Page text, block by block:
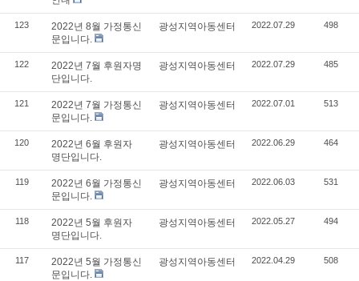
123
2022년 8월 가정통신
문입니다.
광성지역아동센터 2022.07.29 498
122
2022년 7월 후원자명
단입니다.
광성지역아동센터 2022.07.29 485
121
2022년 7월 가정통신
문입니다.
광성지역아동센터 2022.07.01 513
120
2022년 6월 후원자
명단입니다.
광성지역아동센터 2022.06.29 464
119
2022년 6월 가정통신
문입니다.
광성지역아동센터 2022.06.03 531
118
2022년 5월 후원자
명단입니다.
광성지역아동센터 2022.05.27 494
117
2022년 5월 가정통신
문입니다.
광성지역아동센터 2022.04.29 508